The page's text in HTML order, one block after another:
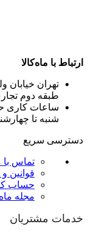
ارتباط با ماه‌کالا
تهران خیابان
طبقه دوم تجاری
ساعات کاری
شنبه تا چهارشنبه(10-18) پنج
دسترسی سریع
تماس با
قوانین
حساب
مجله ماه
خدمات مشتریان